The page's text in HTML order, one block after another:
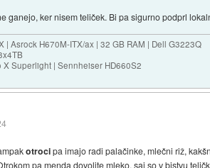
ganejo, ker nisem teliček. Bi pa sigurno podprl
| Asrock H670M-ITX/ax | 32 GB RAM | Dell G3223Q
Superlight | Sennheiser HD660S2
otrocipa imajo radi palačinke, mlečni riž,
pa menda dovolite mleko, saj so v bistvu